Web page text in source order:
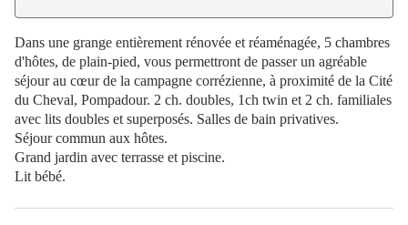
Dans une grange entièrement rénovée et réaménagée, 5 chambres
d'hôtes, de plain-pied, vous permettront de passer un agréable
séjour au cœur de la campagne corrézienne, à proximité de la Cité
du Cheval, Pompadour. 2 ch. doubles, 1ch twin et 2 ch. familiales
avec lits doubles et superposés. Salles de bain privatives.
Séjour commun aux hôtes.
Grand jardin avec terrasse et piscine.
Lit bébé.